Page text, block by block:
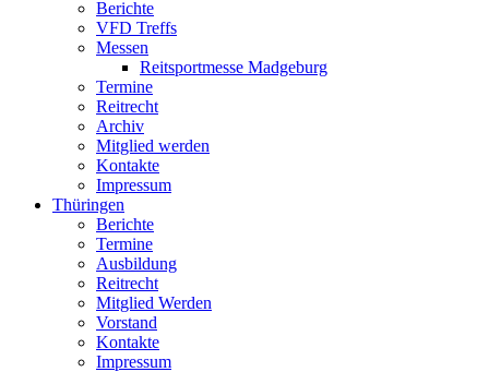
Berichte
VFD Treffs
Messen
Reitsportmesse Madgeburg
Termine
Reitrecht
Archiv
Mitglied werden
Kontakte
Impressum
Thüringen
Berichte
Termine
Ausbildung
Reitrecht
Mitglied Werden
Vorstand
Kontakte
Impressum